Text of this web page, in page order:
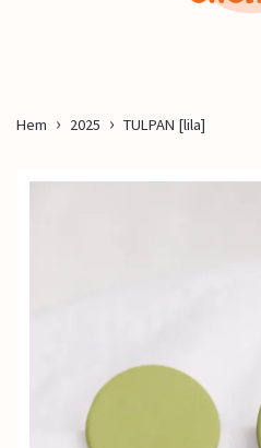
Hem 2025 TULPAN [lila]